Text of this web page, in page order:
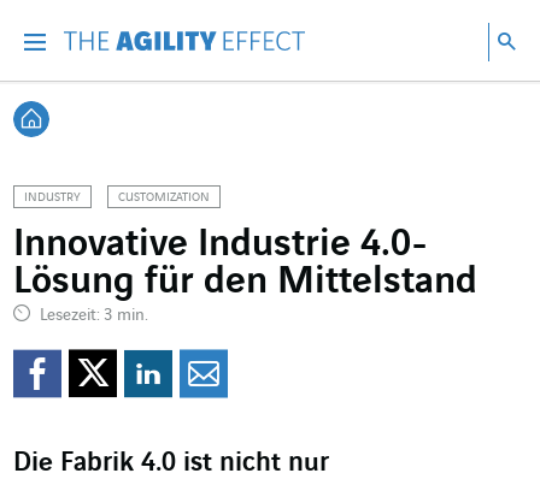
Zurück zur Startseite
INDUSTRY CUSTOMIZATION
Innovative Industrie 4.0-
Lösung für den Mittelstand
Lesezeit: 3 min.
Auf Facebook teilen
Auf Twitter teilen
Auf LinkedIn
Die Fabrik 4.0 ist nicht nur